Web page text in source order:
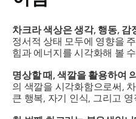
차크라 색상은 생각, 행동, 감
정서적 상태 모두에 영향을
힘과 에너지를 시각화해 볼
명상할 때, 색깔을 활용하여
의 색깔을 시각화함으로써,
큰 행복, 자기 인식, 그리고